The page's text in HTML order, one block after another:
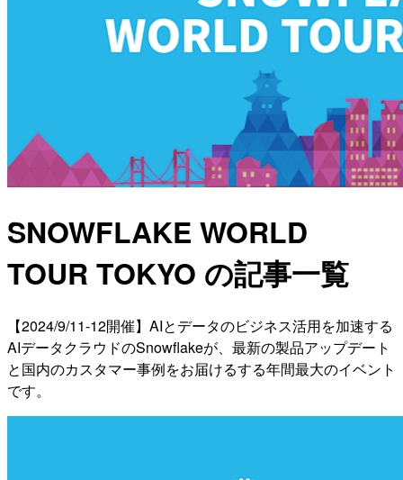
SNOWFLAKE WORLD
TOUR TOKYO の記事一覧
【2024/9/11-12開催】AIとデータのビジネス活用を加速する
AIデータクラウドのSnowflakeが、最新の製品アップデート
と国内のカスタマー事例をお届けるする年間最大のイベント
です。